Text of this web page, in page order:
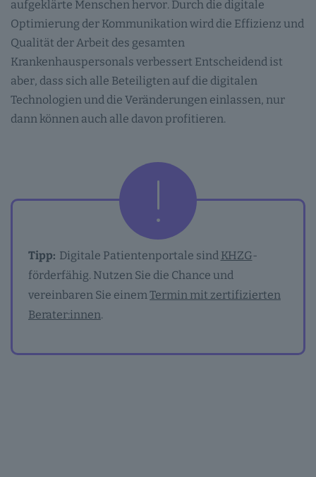
aufgeklärte Menschen hervor. Durch die digitale
Optimierung der Kommunikation wird die Effizienz und
Qualität der Arbeit des gesamten
Krankenhauspersonals verbessert Entscheidend ist
aber, dass sich alle Beteiligten auf die digitalen
Technologien und die Veränderungen einlassen, nur
dann können auch alle davon profitieren.
Tipp: Digitale Patientenportale sind KHZG-
förderfähig. Nutzen Sie die Chance und
vereinbaren Sie einemTermin mit zertifizierten
Berater:innen.